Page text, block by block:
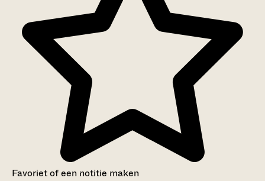
Favoriet of een notitie maken